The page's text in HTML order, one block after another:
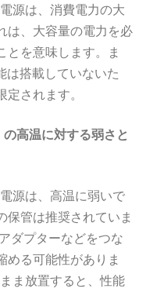
源は、消費電力の大
は、大容量の電力を必
とを意味します。ま
は搭載していないた
されます。
高温に対する弱さと
源は、高温に弱いで
保管は推奨されていま
ダプターなどをつな
める可能性がありま
ま放置すると、性能